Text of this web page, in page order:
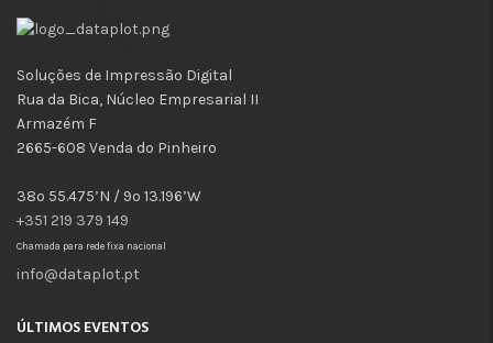
Soluções de Impressão Digital
Rua da Bica, Núcleo Empresarial II
Armazém F
2665-608 Venda do Pinheiro
38º 55.475’N / 9º 13.196’W
+351 219 379 149
Chamada para rede fixa nacional
info@dataplot.pt
ÚLTIMOS EVENTOS